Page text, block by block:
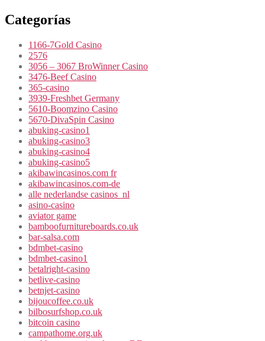
Categorías
1166-7Gold Casino
2576
3056 – 3067 BroWinner Casino
3476-Beef Casino
365-casino
3939-Freshbet Germany
5610-Boomzino Casino
5670-DivaSpin Casino
abuking-casino1
abuking-casino3
abuking-casino4
abuking-casino5
akibawincasinos.com fr
akibawincasinos.com-de
alle nederlandse casinos_nl
asino-casino
aviator game
bamboofurnitureboards.co.uk
bar-salsa.com
bdmbet-casino
bdmbet-casino1
betalright-casino
betlive-casino
betnjet-casino
bijoucoffee.co.uk
bilbosurfshop.co.uk
bitcoin casino
campathome.org.uk